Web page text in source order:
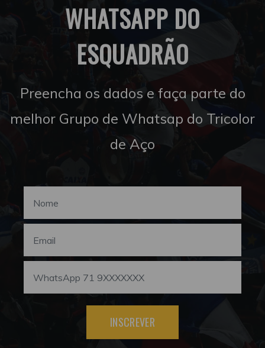
WHATSAPP DO
ESQUADRÃO
Preencha os dados e faça parte do
melhor Grupo de Whatsap do Tricolor
de Aço
INSCREVER